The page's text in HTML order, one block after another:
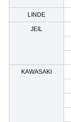
LINDE
JEIL
KAWASAKI